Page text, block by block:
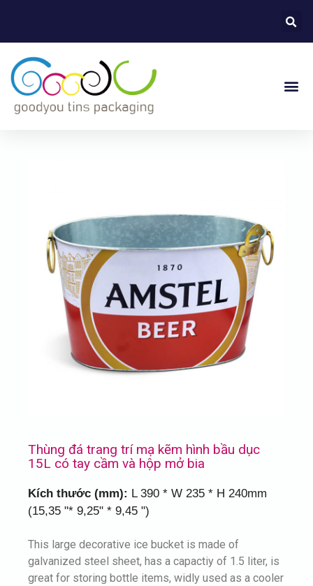
Thùng đá trang trí mạ kẽm hình bầu dục
15L có tay cầm và hộp mở bia
Kích thước (mm): L 390 * W 235 * H 240mm
(15,35 "* 9,25" * 9,45 ")
This large decorative ice bucket is made of
galvanized steel sheet, has a capactiy of 1.5 liter, is
great for storing bottle items, widly used as a cooler